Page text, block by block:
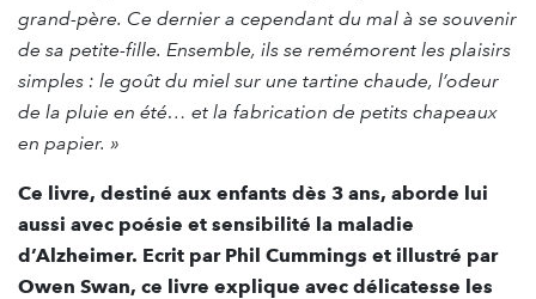
grand-père. Ce dernier a cependant du mal à se souvenir
de sa petite-fille. Ensemble, ils se remémorent les plaisirs
simples : le goût du miel sur une tartine chaude, l’odeur
de la pluie en été… et la fabrication de petits chapeaux
en papier. »
Ce livre, destiné aux enfants dès 3 ans, aborde lui
aussi avec poésie et sensibilité la maladie
d’Alzheimer. Ecrit par Phil Cummings et illustré par
Owen Swan, ce livre explique avec délicatesse les